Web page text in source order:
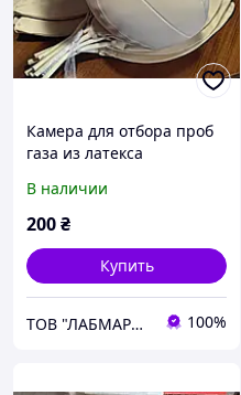
Камера для отбора проб
газа из латекса
В наличии
200₴
Купить
ТОВ "ЛАБМАРКЕТ" 100%